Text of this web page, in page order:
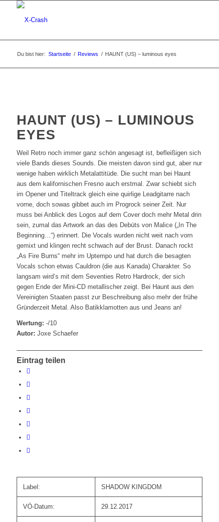
Du bist hier: Startseite / Reviews / HAUNT (US) – luminous eyes
HAUNT (US) – LUMINOUS
EYES
Weil Retro noch immer ganz schön angesagt ist, befleißigen sich
viele Bands dieses Sounds. Die meisten davon sind gut, aber nur
wenige haben wirklich Metalattitüde. Die sucht man bei Haunt
aus dem kalifornischen Fresno auch erstmal. Zwar schiebt sich
im Opener und Titeltrack gleich eine quirlige Leadgitarre nach
vorne, doch sowas gibbet auch im Progrock seiner Zeit. Nur
muss bei Anblick des Logos auf dem Cover doch mehr Metal drin
sein, zumal das Artwork an das des Debüts von Malice („In The
Beginning…“) erinnert. Die Vocals wurden nicht weit nach vorn
gemixt und klingen recht schwach auf der Brust. Danach rockt
„As Fire Burns“ mehr im Uptempo und hat durch die besagten
Vocals schon etwas Cauldron (die aus Kanada) Charakter. So
langsam wird’s mit dem Seventies Retro Hardrock, der sich
gegen Ende der Mini-CD metallischer zeigt. Bei Haunt aus den
Vereinigten Staaten passt zur Beschreibung also mehr der frühe
Gründerzeit Metal. Also Batikklamotten aus und Jeans an!
Wertung: -/10
Autor: Joxe Schaefer
Eintrag teilen
Label: SHADOW KINGDOM
VÖ-Datum: 29.12.2017